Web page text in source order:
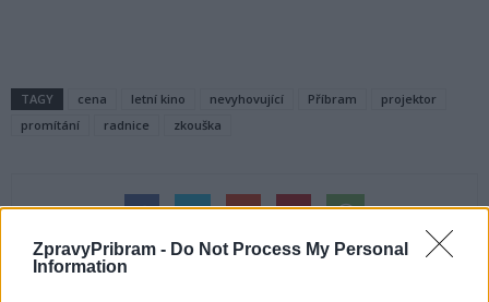
ZpravyPribram - Do Not Process My Personal
Information
TAGY cena letní kino nevyhovující Příbram
projektor
promítání
radnice zkouška